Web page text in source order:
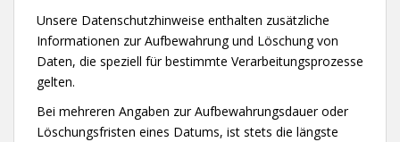
Unsere Datenschutzhinweise enthalten zusätzliche
Informationen zur Aufbewahrung und Löschung von
Daten, die speziell für bestimmte Verarbeitungsprozesse
gelten.
Bei mehreren Angaben zur Aufbewahrungsdauer oder
Löschungsfristen eines Datums, ist stets die längste